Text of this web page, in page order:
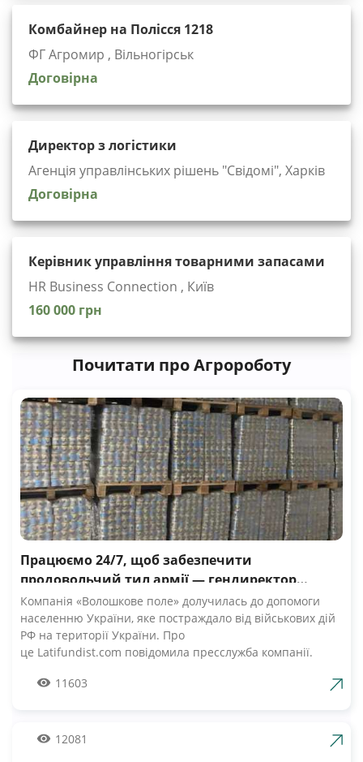
Комбайнер на Полісся 1218
ФГ Агромир , Вільногірськ
Договірна
Директор з логістики
Агенція управлінських рішень "Cвідомі", Харків
Договірна
Керівник управління товарними запасами
HR Business Connection , Київ
160 000 грн
Почитати про Агророботу
Працюємо 24/7, щоб забезпечити
продовольчий тил армії — гендиректор
компанії Волошкове поле
Компанія «Волошкове поле» долучилась до допомоги
населенню України, яке постраждало від військових дій
РФ на території України. Про
це Latifundist.com повідомила пресслужба компанії.
Вже шосту добу наші Збройні Сили героїчно стримують
армії», — зазначив Андрій Табалов, генеральний
11603
12081